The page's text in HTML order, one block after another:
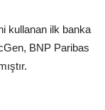
kullanan ilk banka
BNP Paribas